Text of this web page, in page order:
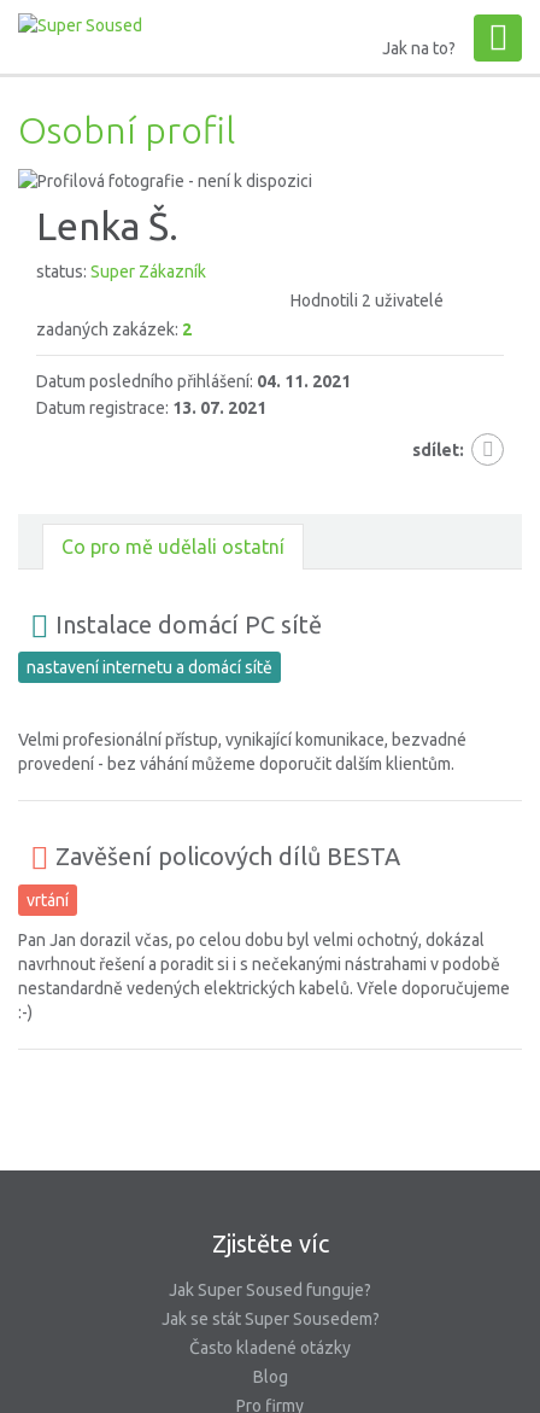
Jak na to?
Osobní profil
Lenka Š.
status: Super Zákazník
Hodnotili 2 uživatelé
zadaných zakázek: 2
Datum posledního přihlášení: 04. 11. 2021
Datum registrace: 13. 07. 2021
sdílet:
Co pro mě udělali ostatní
Instalace domácí PC sítě
nastavení internetu a domácí sítě
Velmi profesionální přístup, vynikající komunikace, bezvadné
provedení - bez váhání můžeme doporučit dalším klientům.
Zavěšení policových dílů BESTA
vrtání
Pan Jan dorazil včas, po celou dobu byl velmi ochotný, dokázal
navrhnout řešení a poradit si i s nečekanými nástrahami v podobě
nestandardně vedených elektrických kabelů. Vřele doporučujeme
:-)
Zjistěte víc
Jak Super Soused funguje?
Jak se stát Super Sousedem?
Často kladené otázky
Blog
Pro firmy